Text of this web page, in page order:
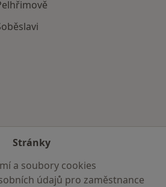
Stránky
a soubory cookies
údajů pro zaměstnance